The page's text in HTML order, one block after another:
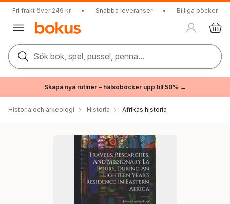
Fri frakt över 249 kr • Snabba leveranser • Billiga böcker
Sök bok, spel, pussel, penna...
Skapa nya rutiner – hälsoböcker upp till 50% →
Historia och arkeologi Historia Afrikas historia